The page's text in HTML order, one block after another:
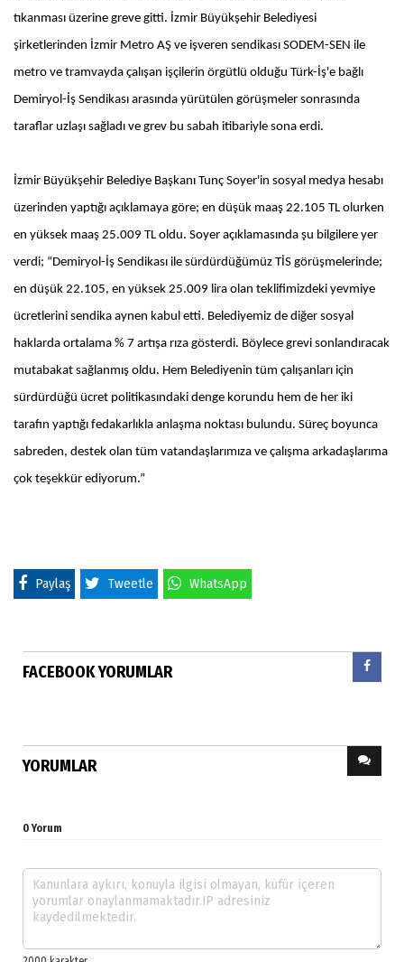
tıkanması üzerine greve gitti. İzmir Büyükşehir Belediyesi
şirketlerinden İzmir Metro AŞ ve işveren sendikası SODEM-SEN ile
metro ve tramvayda çalışan işçilerin örgütlü olduğu Türk-İş'e bağlı
Demiryol-İş Sendikası arasında yürütülen görüşmeler sonrasında
taraflar uzlaşı sağladı ve grev bu sabah itibariyle sona erdi.
İzmir Büyükşehir Belediye Başkanı Tunç Soyer'in sosyal medya hesabı
üzerinden yaptığı açıklamaya göre; en düşük maaş 22.105 TL olurken
en yüksek maaş 25.009 TL oldu. Soyer açıklamasında şu bilgilere yer
verdi; “Demiryol-İş Sendikası ile sürdürdüğümüz TİS görüşmelerinde;
en düşük 22.105, en yüksek 25.009 lira olan teklifimizdeki yevmiye
ücretlerini sendika aynen kabul etti. Belediyemiz de diğer sosyal
haklarda ortalama % 7 artışa rıza gösterdi. Böylece grevi sonlandıracak
mutabakat sağlanmış oldu. Hem Belediyenin tüm çalışanları için
sürdürdüğü ücret politikasındaki denge korundu hem de her iki
tarafın yaptığı fedakarlıkla anlaşma noktası bulundu. Süreç boyunca
sabreden, destek olan tüm vatandaşlarımıza ve çalışma arkadaşlarıma
çok teşekkür ediyorum.”
Paylaş Tweetle WhatsApp
FACEBOOK YORUMLAR
YORUMLAR
0 Yorum